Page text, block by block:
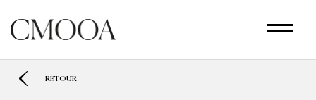
contenu
principal
RETOUR